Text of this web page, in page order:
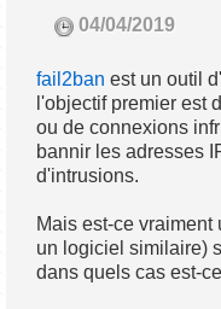
04/04/2019
fail2ban est un outil
l'objectif premier est
ou de connexions
bannir les adresses
d'intrusions.
Mais est-ce
un logiciel similaire)
dans quels cas est-